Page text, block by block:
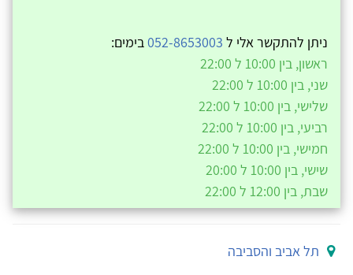
ניתן להתקשר אלי ל 052-8653003בימים:
ראשון, בין 10:00 ל 22:00
שני, בין 10:00 ל 22:00
שלישי, בין 10:00 ל 22:00
רביעי, בין 10:00 ל 22:00
חמישי, בין 10:00 ל 22:00
שישי, בין 10:00 ל 20:00
שבת, בין 12:00 ל 22:00
תל אביב והסביבה